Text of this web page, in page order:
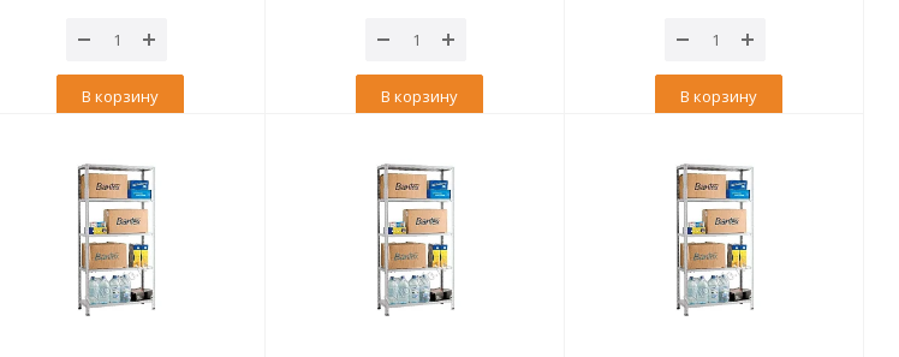
В корзину В корзину В корзину